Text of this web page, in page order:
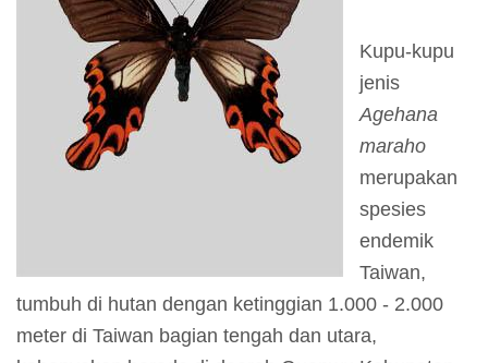
i
K
u
Kupu-kupu
jenis
Agehana
maraho
merupakan
spesies
endemik
Taiwan,
tumbuh di hutan dengan ketinggian 1.000 - 2.000
meter di Taiwan bagian tengah dan utara,